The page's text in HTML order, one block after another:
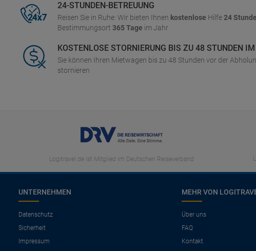
24-STUNDEN-BETREUUNG
Reisen Sie in Ruhe: Wir bieten Ihnen kostenlose Hilfe24
Bestimmungsort 365 Tage im Jahr
KOSTENLOSE STORNIERUNG BIS ZU 48 STUNDEN
Sie können Ihren Mietwagen bis zu 48 Stunden vor der
stornieren
Logitravel.de ist Mitglied im Deutschen Reiseverband
UNTERNEHMEN
Datenschutz
Sicherheit
Impressum
MEHR VON
Über uns
FAQ
Kontakt